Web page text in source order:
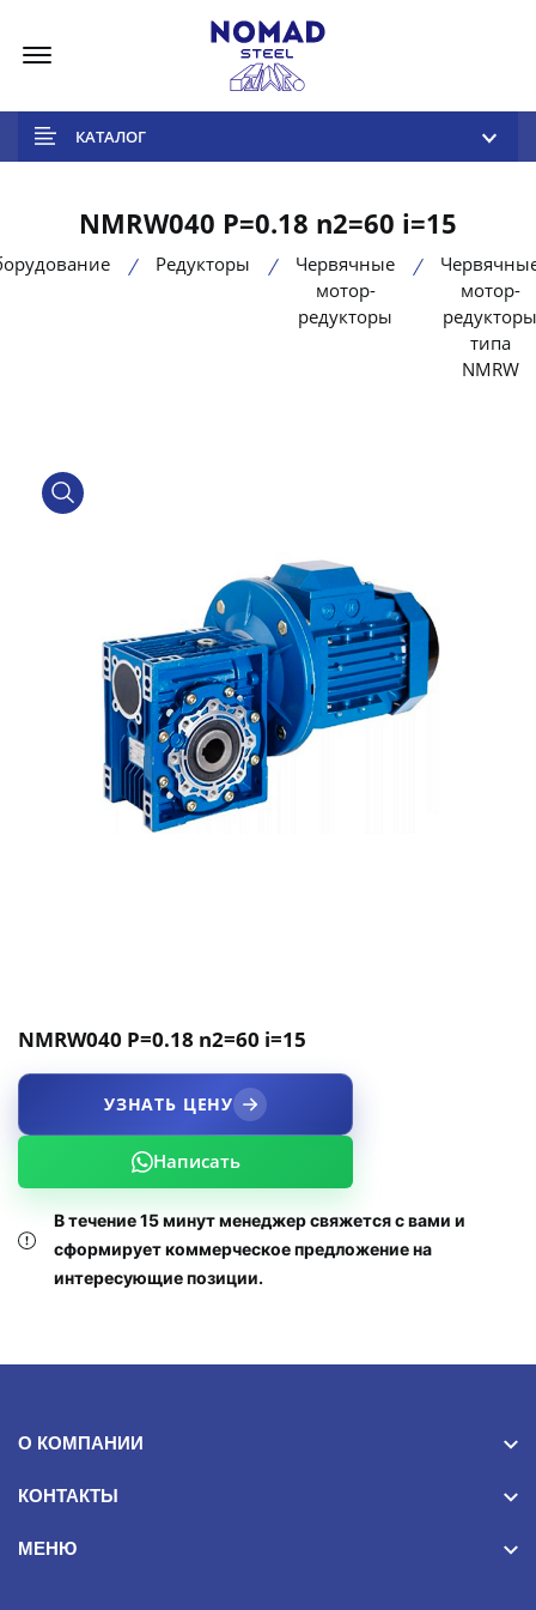
КАТАЛОГ
NMRW040 P=0.18 n2=60 i=15
Редукторы
Червячные
мотор-
редукторы
мотор-
редукторы
типа
NMRW
product view
NMRW040 P=0.18 n2=60 i=15
УЗНАТЬ ЦЕНУ
Написать
В течение 15 минут менеджер свяжется с вами и
сформирует коммерческое предложение на
интересующие позиции.
О КОМПАНИИ
КОНТАКТЫ
МЕНЮ